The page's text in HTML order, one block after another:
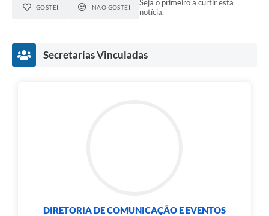
GOSTEI NÃO GOSTEI
Seja o primeiro a curtir esta
notícia.
Secretarias Vinculadas
DIRETORIA DE COMUNICAÇÃO E EVENTOS